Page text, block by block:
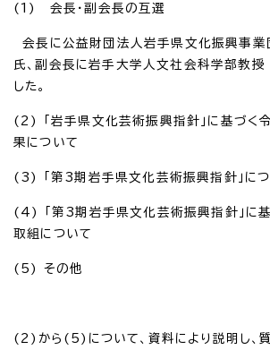
(1) 会長・副会長の互選
会長に公益財団法人岩手県文化振興事
氏、副会長に岩手大学人文社会科学部教
した。
(2) 「岩手県文化芸術振興指針」に基づく
果について
(3) 「第3期岩手県文化芸術振興指針」に
(4) 「第3期岩手県文化芸術振興指針」に
取組について
(5) その他
(2)から(5)について、資料により説明し、質